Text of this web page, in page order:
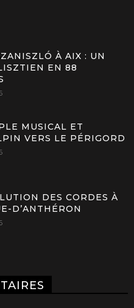
À AIX : UN
EN 88
MUSICAL ET
VERS LE PÉRIGORD
DES CORDES À
D’ANTHÉRON